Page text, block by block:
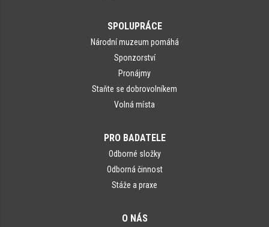
SPOLUPRÁCE
Národní muzeum pomáhá
Sponzorství
Pronájmy
Staňte se dobrovolníkem
Volná místa
PRO BADATELE
Odborné složky
Odborná činnost
Stáže a praxe
O NÁS